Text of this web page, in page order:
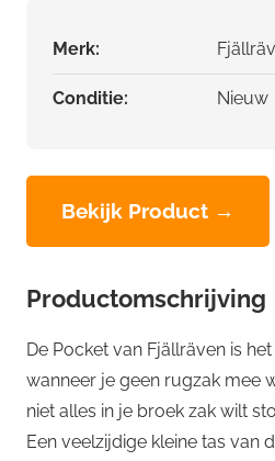
Merk:
Conditie: Nieuw
Bekijk Product →
Productomschrijving
De Pocket van Fjällräven is
wanneer je geen rugzak mee
niet alles in je broek zak wilt
Een veelzijdige kleine tas van